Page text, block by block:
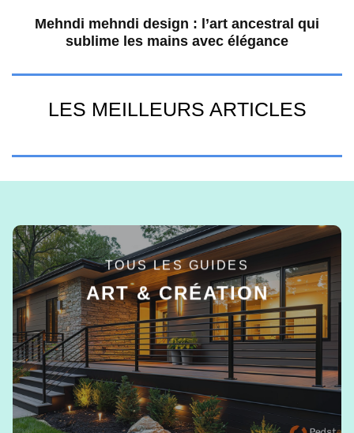
Mehndi mehndi design : l’art ancestral qui
sublime les mains avec élégance
LES MEILLEURS ARTICLES
TOUS LES GUIDES
ART & CRÉATION
EN SAVOIR +